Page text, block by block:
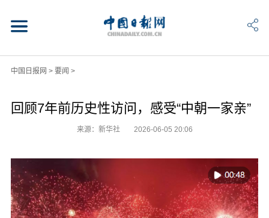
中国日报网 > 要闻 >
回顾7年前历史性访问，感受“中朝一家亲”
来源：新华社 2026-06-05 20:06